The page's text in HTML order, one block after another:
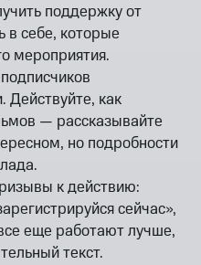
поддержку от
в себе, которые
мероприятия.
Действуйте, как
— рассказывайте
но подробности
к действию:
сейчас»,
еще работают лучше,
текст.